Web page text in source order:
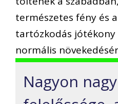
természetes fény és
tartózkodás jótékony
normális
Nagyon